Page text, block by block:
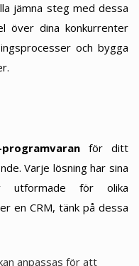
jämna steg med dessa
över dina konkurrenter
och bygga
för ditt
Varje lösning har sina
utformade för olika
en CRM, tänk på dessa
anpassas för att